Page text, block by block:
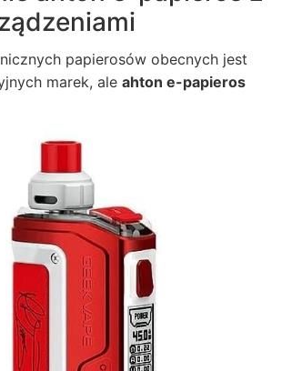
papierosów obecnych jest
marek, ale ahton e-papieros